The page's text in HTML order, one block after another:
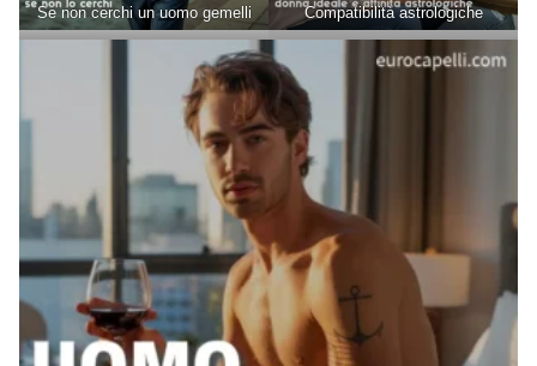
Se non cerchi un uomo gemelli
Compatibilità astrologiche